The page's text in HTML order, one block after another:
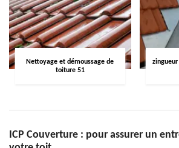
Nettoyage et démoussage de
toiture 51
ICP Couverture : pour assurer un